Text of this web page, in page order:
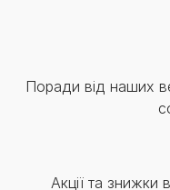
Поради від наших
Акції та знижки